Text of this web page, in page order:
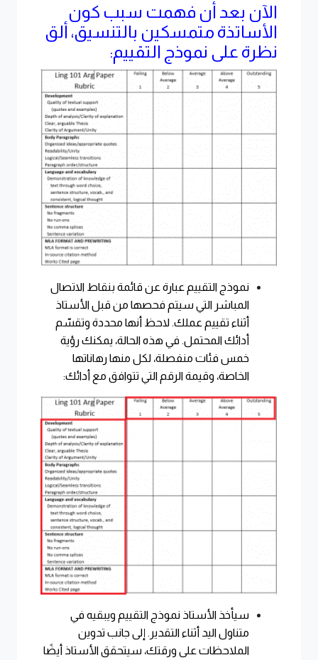
الآن بعد أن فهمت سبب كون
الأساتذة متمسكين بالتنسيق، ألق
نظرة على نموذج التقييم:
نموذج التقييم عبارة عن قائمة بنقاط الاتصال
المباشر التي سيتم فحصها من قبل الأستاذ
أثناء تقييم عملك. لاحظ أنها محددة وتقسّم
أدائك المحتمل. في هذه الحالة، يمكنك رؤية
خمس فئات منفصلة، لكل منها رهاناتها
الخاصة، وقيمة الرقم التي تتوافق مع أدائك:
سيأخذ الأستاذ نموذج التقييم ويبقيه في
متناول اليد أثناء التقدير. إلى جانب تدوين
الملاحظات على ورقتك، سيتحقق الأستاذ أيضًا